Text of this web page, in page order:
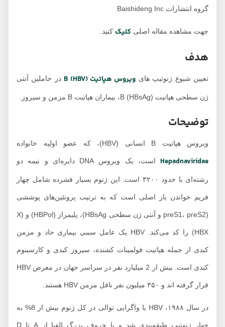
گروه انتشارات Baishideng Inc
جهت مشاهده مقاله اصلیکلیککنید.
هدف
تعیین شیوع ژنوتیپ های ویروس هپاتیت B (HBV) در حاملین آنتی
ژن سطحی هپاتیت B (HBsAg)، بیماران هپاتیت B مزمن و سیروز.
توضیحات
ویروس هپاتیت B انسانی (HBV)، که عضو اولیه خانواده
Hepadnaviridae است، یک ویروس DNA دایره‌ای و نیمه دو
رشته‌ای با حدود ۳۲۰۰ است. این ژنوم بسیار فشرده شامل چهار
فریم خواندن باز اصلی است که به ترتیب پروتئین‌های پوششی
(preS1، preS2 و آنتی ژن سطحی HBsAg)، پلیمراز (HBPol) و (X
(HBX را کد می‌کند. HBV یک عامل سببی بیماری حاد و مزمن
کبدی از جمله هپاتیت فولمینات کشنده، سیروز کبدی و کارسینوم
کبدی است. بیش از 2 میلیارد نفر در سراسر جهان در معرض HBV
قرار گرفته اند و ۳۵۰ میلیون نفر ناقل مزمن HBV هستند.
در سال ۱۹۸۸، HBV با واگرایی توالی در کل ژنوم بیش از 8% به
چهار ژنوتیپ طبقه‌بندی شد و با حروف بزرگ الفبا از A تا D